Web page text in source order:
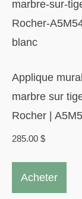
Applique
marbre sur
Rocher |
285.00 $
Acheter
Ce